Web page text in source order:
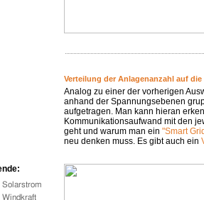
Verteilung der Anlagenanzahl auf die
Analog zu einer der vorherigen
anhand der Spannungsebenen
aufgetragen. Man kann hieran
Kommunikationsaufwand mit den
geht und warum man ein "Smart
neu denken muss. Es gibt auch ein